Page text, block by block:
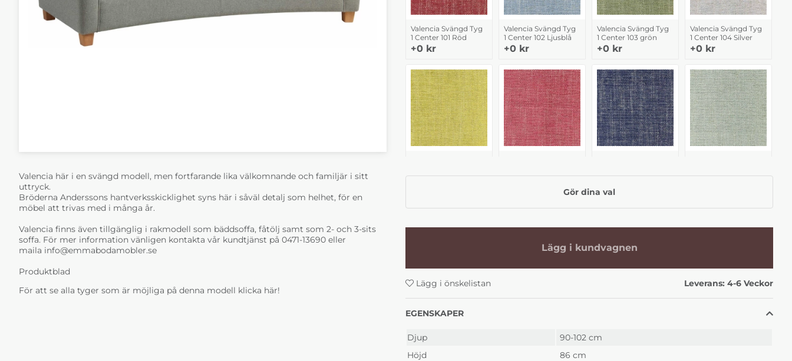
Valencia här i en svängd modell, men fortfarande lika välkomnande och familjär i sitt
uttryck.
Bröderna Anderssons hantverksskicklighet syns här i såväl detalj som helhet, för en
möbel att trivas med i många år.
Valencia finns även tillgänglig i rakmodell som bäddsoffa, fåtölj samt som 2- och 3-sits
soffa. För mer information vänligen kontakta vår kundtjänst på 0471-13690 eller
maila info@emmabodamobler.se
Produktblad
För att se alla tyger som är möjliga på denna modell klicka här!
Valencia Svängd Tyg
1 Center 101 Röd
+0 kr
Valencia Svängd Tyg
1 Center 102 Ljusblå
+0 kr
Valencia Svängd Tyg
1 Center 103 grön
+0 kr
Valencia Svängd Tyg
1 Center 104 Silver
+0 kr
+0 kr +0 kr +0 kr +0 kr
1 Center 114 Grå
+0 kr
1 Center 116 Beige
1 Center 122 Mineral
1 Center 126 Natur
Gör dina val
Lägg i kundvagnen
Lägg i önskelistan Leverans: 4-6 Veckor
EGENSKAPER
Djup
90-102 cm
Höjd
86 cm